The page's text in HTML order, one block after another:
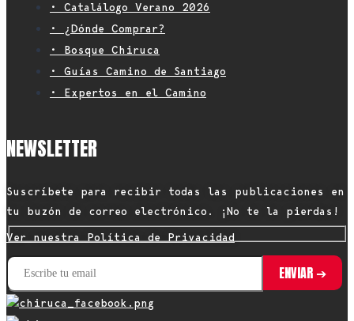
• Catalálogo Verano 2026
• ¿Dónde Comprar?
• Bosque Chiruca
• Guías Camino de Santiago
• Expertos en el Camino
NEWSLETTER
Suscríbete para recibir todas las publicaciones en
tu buzón de correo electrónico. ¡No te la pierdas!
Ver nuestra Política de Privacidad